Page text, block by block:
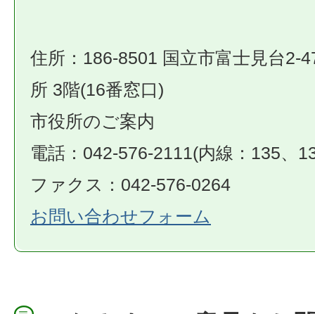
住所：186-8501 国立市富士見台2-
所 3階(16番窓口)
市役所のご案内
電話：042-576-2111(内線：135、
ファクス：042-576-0264
お問い合わせフォーム